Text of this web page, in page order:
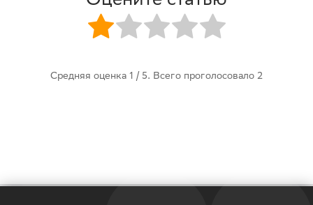
Средняя оценка 1 / 5. Всего проголосовало 2